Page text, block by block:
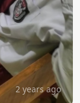
2 years ago